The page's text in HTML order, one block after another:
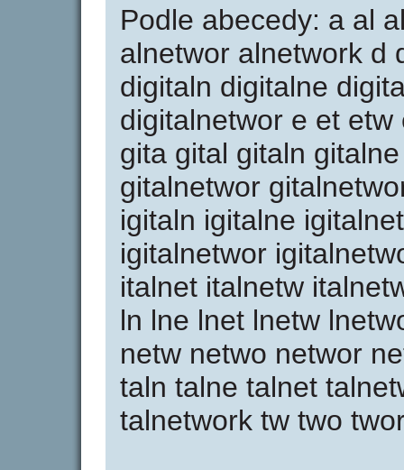
Podle abecedy: a al
alnetwor alnetwork d
digitaln digitalne
digitalnetwor e et
gita gital gitaln
gitalnetwor
igitaln igitalne
igitalnetwor
italnet italnetw
ln lne lnet lnetw
netw netwo networ
taln talne talnet
talnetwork tw two